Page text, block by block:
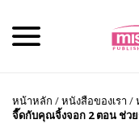
หน้าหลัก /หนังสือของเรา /
จี๊ดกับคุณจิ้งจอก 2 ตอน ช่ว